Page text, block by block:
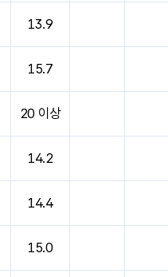
13.9
15.7
20 이상
14.2
14.4
15.0